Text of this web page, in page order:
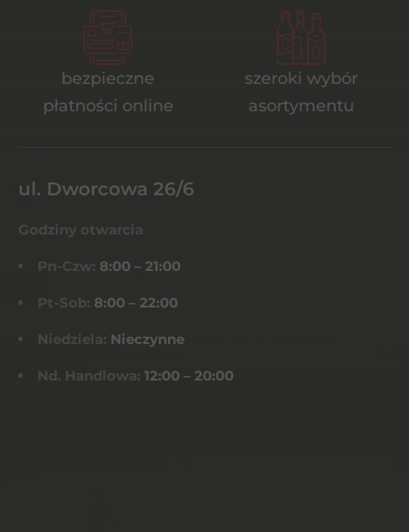
bezpieczne
płatności online
szeroki wybór
asortymentu
ul. Dworcowa 26/6
Godziny otwarcia
Pn-Czw: 8:00 – 21:00
Pt-Sob: 8:00 – 22:00
Niedziela: Nieczynne
Nd. Handlowa: 12:00 – 20:00